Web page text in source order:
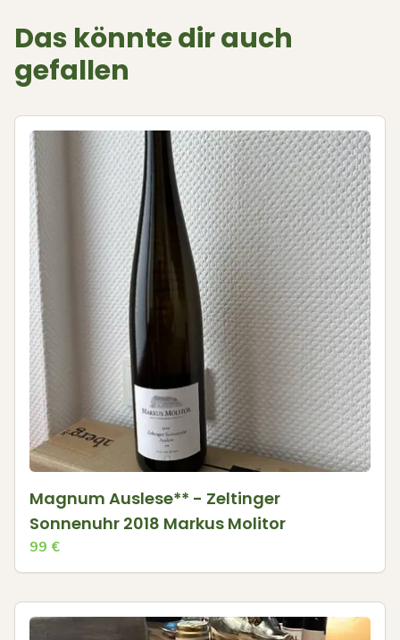
Das könnte dir auch
gefallen
Magnum Auslese** - Zeltinger
Sonnenuhr 2018 Markus Molitor
99 €